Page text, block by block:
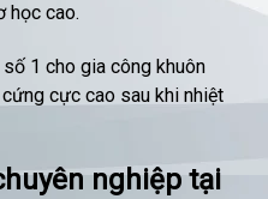
học cao.
1 cho gia công khuôn
cực cao sau khi nhiệt
nghiệp tại